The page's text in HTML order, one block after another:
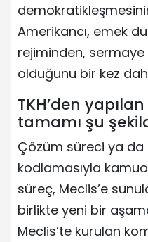
Amerikancı, emek
rejiminden, sermaye
olduğunu bir kez
TKH’den
tamamı şu
Çözüm süreci ya da
kodlamasıyla
süreç, Meclis’e
birlikte yeni bir
Meclis’te kurulan